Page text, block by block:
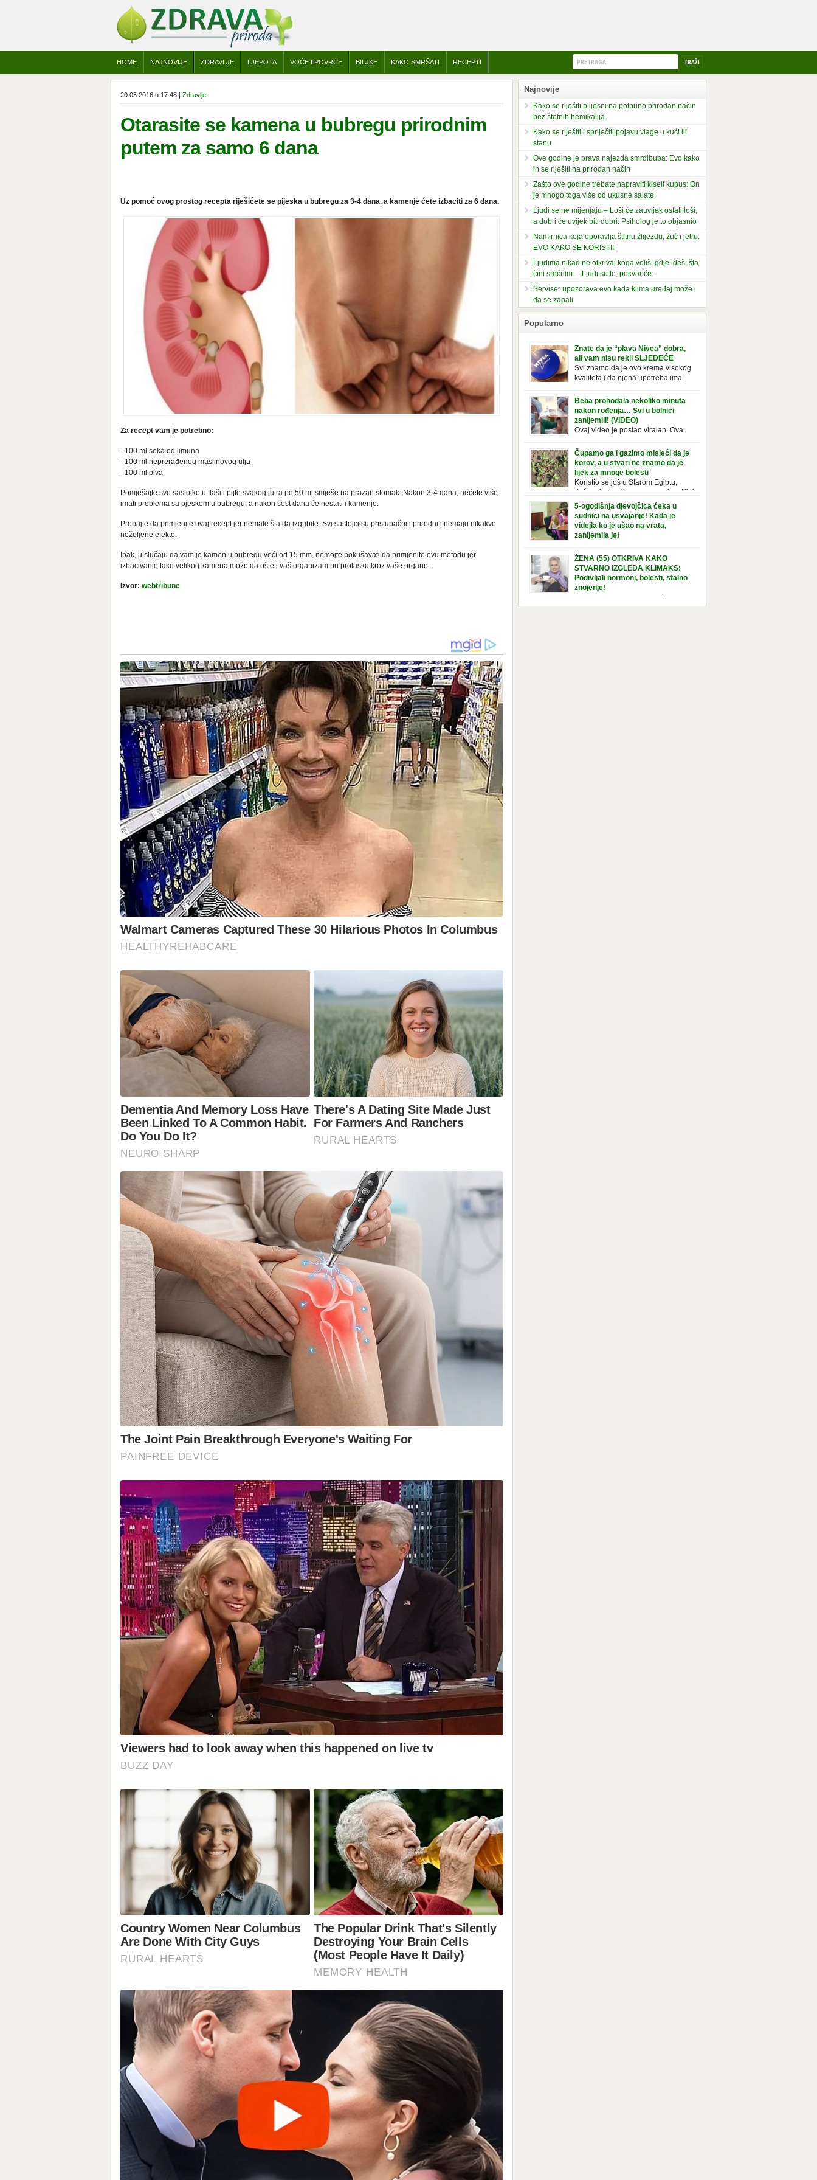
HOME NAJNOVIJE ZDRAVLJE LJEPOTA VOĆE I POVRĆE BILJKE KAKO SMRŠATI RECEPTI
20.05.2016 u 17:48 | Zdravlje
Otarasite se kamena u bubregu prirodnim
putem za samo 6 dana
Uz pomoć ovog prostog recepta riješićete se pijeska u bubregu za 3-4 dana, a kamenje ćete izbaciti za 6 dana.
Za recept vam je potrebno:
- 100 ml soka od limuna
- 100 ml neprerađenog maslinovog ulja
- 100 ml piva
Pomješajte sve sastojke u flaši i pijte svakog jutra po 50 ml smješe na prazan stomak. Nakon 3-4 dana, nećete više
imati problema sa pjeskom u bubregu, a nakon šest dana će nestati i kamenje.
Probajte da primjenite ovaj recept jer nemate šta da izgubite. Svi sastojci su pristupačni i prirodni i nemaju nikakve
neželjene efekte.
Ipak, u slučaju da vam je kamen u bubregu veći od 15 mm, nemojte pokušavati da primjenite ovu metodu jer
izbacivanje tako velikog kamena može da ošteti vaš organizam pri prolasku kroz vaše organe.
Izvor: webtribune
Najnovije
Kako se riješiti plijesni na potpuno prirodan način
bez štetnih hemikalija
Kako se riješiti i spriječiti pojavu vlage u kući ili
stanu
Ove godine je prava najezda smrdibuba: Evo kako
ih se riješiti na prirodan način
Zašto ove godine trebate napraviti kiseli kupus: On
je mnogo toga više od ukusne salate
Ljudi se ne mijenjaju – Loši će zauvijek ostati loši,
a dobri će uvijek biti dobri: Psiholog je to objasnio
Namirnica koja oporavlja štitnu žlijezdu, žuč i jetru:
EVO KAKO SE KORISTI!
Ljudima nikad ne otkrivaj koga voliš, gdje ideš, šta
čini srećnim… Ljudi su to, pokvariće.
Serviser upozorava evo kada klima uređaj može i
da se zapali
Popularno
Znate da je “plava Nivea” dobra,
ali vam nisu rekli SLJEDEĆE
Svi znamo da je ovo krema visokog
kvaliteta i da njena upotreba ima
sljedeće o njoj. Nivea krema u klasičnoj, plavoj
kutiji, prepoznatljivog mirisa i jednostavne
formule, jeste nezamenljiv inventar u kupatilima i
muškaraca i žena. Mnogi ljudi se ne odvajaju od
nje, pa je čak nose sa […]
Beba prohodala nekoliko minuta
nakon rođenja… Svi u bolnici
zanijemili! (VIDEO)
Ovaj video je postao viralan. Ova
korake. To je mnoge nasmijalo. Ovaj video je baš
neobičan. Ne viđamo baš često ovakve korake
kod novorođenih beba. Video je snimila babica,
pregledalo ga je preko 80 miliona ljudi. Ove
babice su ostale u čudu nakon što su vidjeli kako
Čupamo ga i gazimo misleći da je
korov, a u stvari ne znamo da je
lijek za mnoge bolesti
Koristio se još u Starom Egiptu,
duže od milenijuma se uzgaja u Kini
i Indiji, Francuzi od njega prave različita
tradicionalna jela i čorbe… Jedino mi gazimo po
njemu, čupamo ga i bacamo kao korov! Tušt je
jednogodišnji, ali vrlo uporan “korov” koji, ka­da
nam se jednom nastani u bašti ili dvorištu, teško
5-ogodišnja djevojčica čeka u
sudnici na usvajanje! Kada je
videjla ko je ušao na vrata,
zanijemila je!
zbrinuta u hraniteljskoj porodici. Sada, u svojoj 5.
godini, dočekala je momenat usvajanja, kada će
dobiti novu, stalnu porodicu. Ovaj dan je bio
veoma poseban za djevojčicu i njenu novu
porodicu, ali je uskoro postao još čarobniji,
ŽENA (55) OTKRIVA KAKO
STVARNO IZGLEDA KLIMAKS:
Podivljali hormoni, bolesti, stalno
znojenje!
“Bila sam slomljena, naslušala sam
se o tome da ću uskoro izgledati kao da imam